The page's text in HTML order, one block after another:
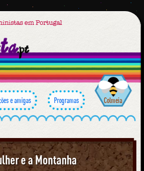
em Portugal
e amigas Programas Colmeia
e a Montanha